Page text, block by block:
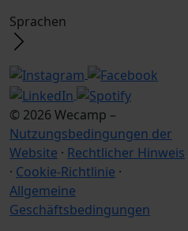
Sprachen
© 2026 Wecamp –
Nutzungsbedingungen der
Website · Rechtlicher Hinweis
· Cookie-Richtlinie ·
Allgemeine
Geschäftsbedingungen